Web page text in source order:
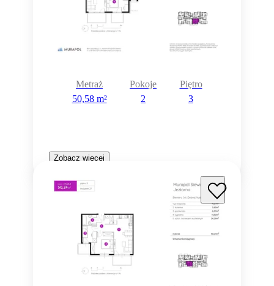
Metraż
50,58 m²
Pokoje
2
Piętro
3
Zobacz więcej